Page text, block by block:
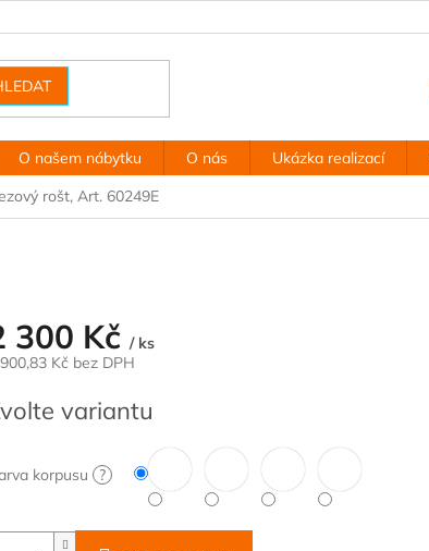
O našem nábytku O nás Ukázka realizací
rošt, Art. 60249E
300 Kč / ks
Kč bez DPH
variantu
korpusu ?